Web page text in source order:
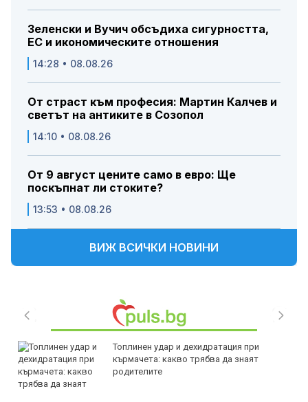
Зеленски и Вучич обсъдиха сигурността,
ЕС и икономическите отношения
14:28 • 08.08.26
От страст към професия: Мартин Калчев и
светът на антиките в Созопол
14:10 • 08.08.26
От 9 август цените само в евро: Ще
поскъпнат ли стоките?
13:53 • 08.08.26
ВИЖ ВСИЧКИ НОВИНИ
Топлинен удар и дехидратация при
кърмачета: какво трябва да знаят
родителите